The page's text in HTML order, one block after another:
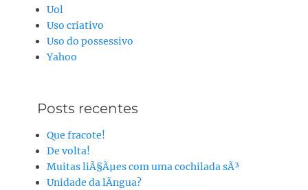
Uol
Uso criativo
Uso do possessivo
Yahoo
Posts recentes
Que fracote!
De volta!
Muitas liÃ§Ãµes com uma cochilada sÃ³
Unidade da lÃ­ngua?